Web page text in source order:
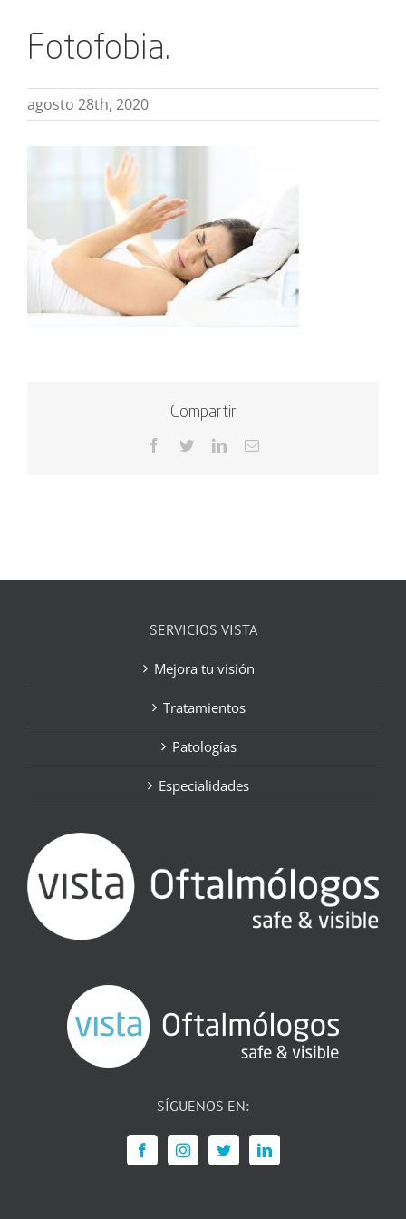
Fotofobia.
agosto 28th, 2020
Compartir
Facebook
TwitterLinkedInCorreo
SERVICIOS VISTA
Mejora tu visión
Tratamientos
Patologías
Especialidades
SÍGUENOS EN: